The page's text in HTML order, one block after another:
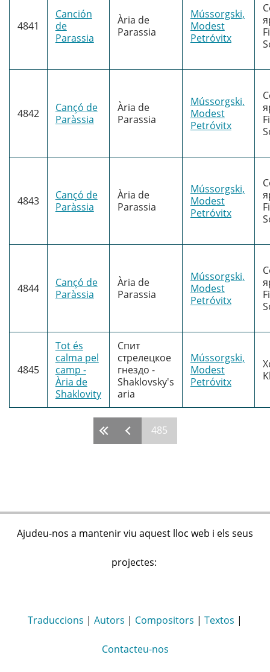
4841
Canción
de
Parassia
Ària de
Parassia
Mússorgski,
Modest
Petróvitx
4842
Cançó de
Paràssia
Ària de
Parassia
Mússorgski,
Modest
Petróvitx
4843
Cançó de
Paràssia
Ària de
Parassia
Mússorgski,
Modest
Petróvitx
4844
Cançó de
Paràssia
Ària de
Parassia
Mússorgski,
Modest
Petróvitx
4845
Tot és
calma pel
camp -
Ària de
Shaklovity
Спит
стрелецкое
гнездо -
Shaklovsky's
aria
Mússorgski,
Modest
Petróvitx
485
Ajudeu-nos a mantenir viu aquest lloc web i els seus
projectes:
Traduccions | Autors | Compositors | Textos |
Contacteu-nos